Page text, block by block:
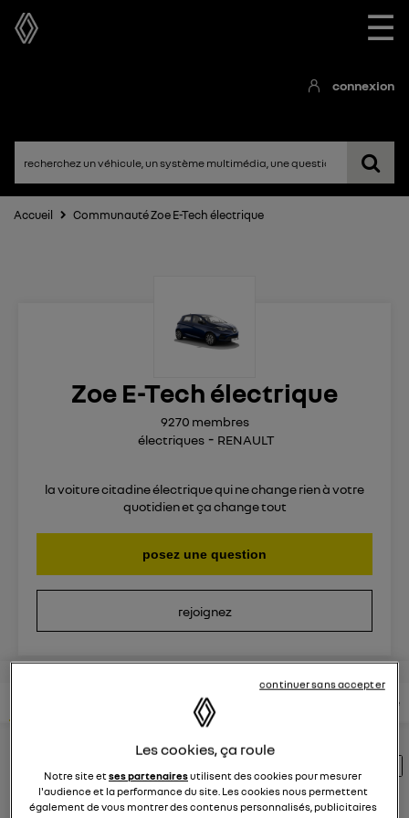
☰
connexion
Accueil Communauté Zoe E-Tech électrique
Zoe E-Tech électrique
électriques RENAULT
9270 membres
la voiture citadine électrique qui ne change rien à votre
quotidien et ça change tout
posez une question
rejoignez
lire les articles consultez votre notice
Tech électrique - électriques - RENAULT
Les cookies, ça roule
Notre site etses partenairesutilisent des cookies pour mesurer
l'audience et la performance du site. Les cookies nous permettent
également de vous montrer des contenus personnalisés, publicitaires
continuer sans accepter